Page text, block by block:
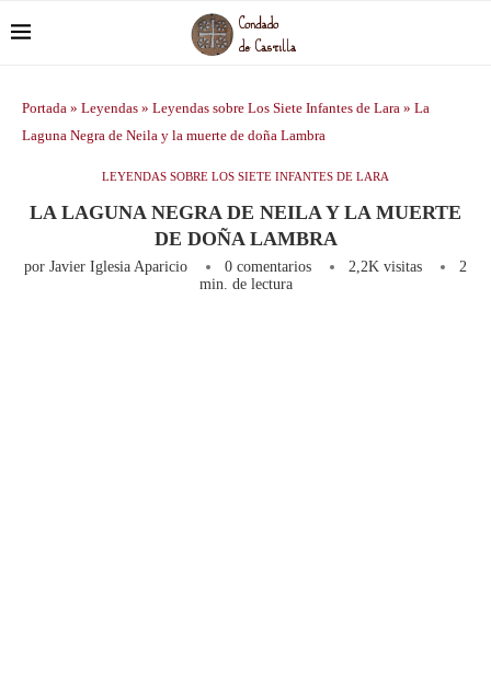
Portada » Leyendas » Leyendas sobre Los Siete Infantes de Lara » La
Laguna Negra de Neila y la muerte de doña Lambra
LEYENDAS SOBRE LOS SIETE INFANTES DE LARA
LA LAGUNA NEGRA DE NEILA Y LA MUERTE
DE DOÑA LAMBRA
por Javier Iglesia Aparicio 0 comentarios 2,2K visitas
2
min. de lectura